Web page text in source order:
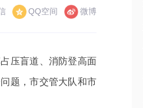
QQ空间 微博
压盲道、消防登高面
题，市交管大队和市